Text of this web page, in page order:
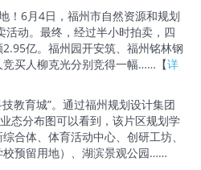
6月4日，福州市自然资源和规划
活动。最终，经过半小时拍卖，四
亿。福州园开安筑、福州铭林钢
买人柳克光分别竞得一幅……【详
育城”。通过福州规划设计集团
态分布图可以看到，该片区规划学
合体、体育活动中心、创研工坊、
预留用地）、湖滨景观公园……